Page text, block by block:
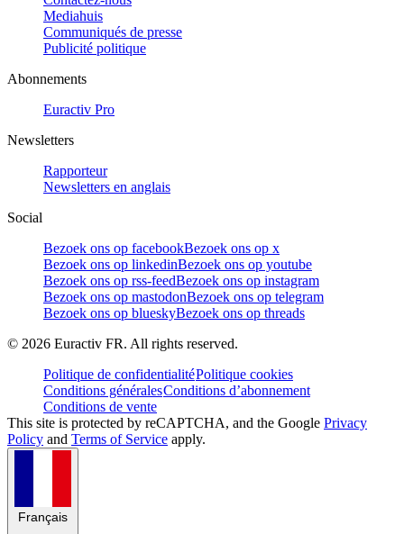
Mediahuis
Communiqués de presse
Publicité politique
Abonnements
Euractiv Pro
Newsletters
Rapporteur
Newsletters en anglais
Social
Bezoek ons op facebookBezoek ons op x
Bezoek ons op linkedinBezoek ons op youtube
Bezoek ons op rss-feedBezoek ons op instagram
Bezoek ons op mastodonBezoek ons op telegram
Bezoek ons op blueskyBezoek ons op threads
© 2026 Euractiv FR. All rights reserved.
Politique de confidentialitéPolitique cookies
Conditions généralesConditions d’abonnement
Conditions de vente
This site is protected by reCAPTCHA, and the Google Privacy
Policy and Terms of Service apply.
Français